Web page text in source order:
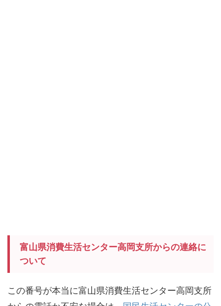
富山県消費生活センター高岡支所からの連絡に
ついて
この番号が本当に富山県消費生活センター高岡支所